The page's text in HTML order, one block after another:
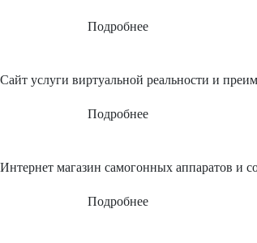
Подробнее
Сайт услуги виртуальной реальности и
Подробнее
Интернет магазин самогонных аппаратов и
Подробнее